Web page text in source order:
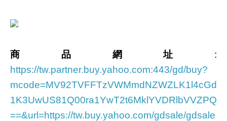
商品網址 :
https://tw.partner.buy.yahoo.com:443/gd/buy?
mcode=MV92TVFFTzVWMmdNZWZLK1l4cGd
1K3UwUS81Q00ra1YwT2t6MklYVDRlbVVZPQ
==&url=https://tw.buy.yahoo.com/gdsale/gdsale